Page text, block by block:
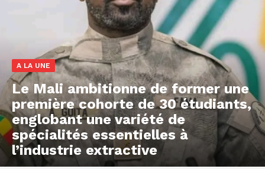
A LA UNE
Le Mali ambitionne de former une
première cohorte de 30 étudiants,
englobant une variété de
spécialités essentielles à
l’industrie extractive